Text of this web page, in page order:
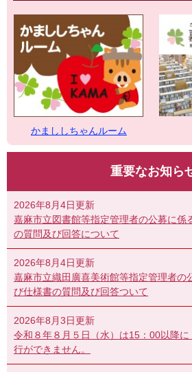
かまししちゃんルーム
重要なお知ら
2026年8月4日更新
嘉麻市立図書館等指定管理者の公募に係
の質問及び回答について
2026年8月4日更新
嘉麻市立織田廣喜美術館等指定管理者の
び仕様書の質問及び回答ついて
2026年8月3日更新
令和８年８月５日（水）は15：00以降
行ができません。